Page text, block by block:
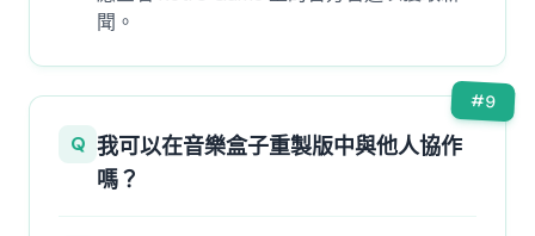
聞。
#9
Q 我可以在音樂盒子重製版中與他人協作
嗎？